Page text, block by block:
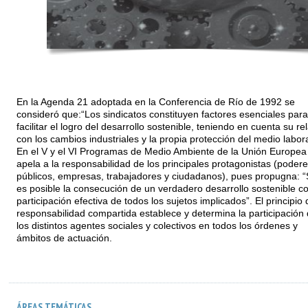
En la Agenda 21 adoptada en la Conferencia de Río de 1992 se
consideró que:“Los sindicatos constituyen factores esenciales para
facilitar el logro del desarrollo sostenible, teniendo en cuenta su
con los cambios industriales y la propia protección del medio
En el V y el VI Programas de Medio Ambiente de la Unión
apela a la responsabilidad de los principales protagonistas
públicos, empresas, trabajadores y ciudadanos), pues propugna:
es posible la consecución de un verdadero desarrollo sostenible
participación efectiva de todos los sujetos implicados”. El principio
responsabilidad compartida establece y determina la participación
los distintos agentes sociales y colectivos en todos los órdenes y
ámbitos de actuación.